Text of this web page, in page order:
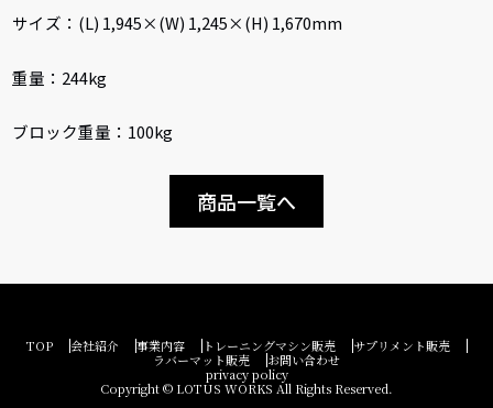
サイズ：(L) 1,945×(W) 1,245×(H) 1,670mm
重量：244kg
ブロック重量：100kg
商品一覧へ
TOP 会社紹介 事業内容 トレーニングマシン販売
サプリメント販売
ラバーマット販売
お問い合わせ
privacy policy
Copyright © LOTUS WORKS All Rights Reserved.